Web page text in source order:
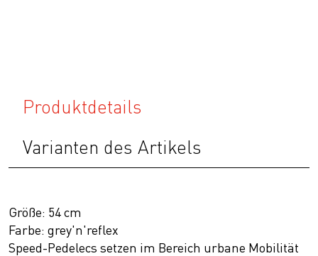
Produktdetails
Varianten des Artikels
Größe: 54 cm
Farbe: grey'n'reflex
Speed-Pedelecs setzen im Bereich urbane Mobilität